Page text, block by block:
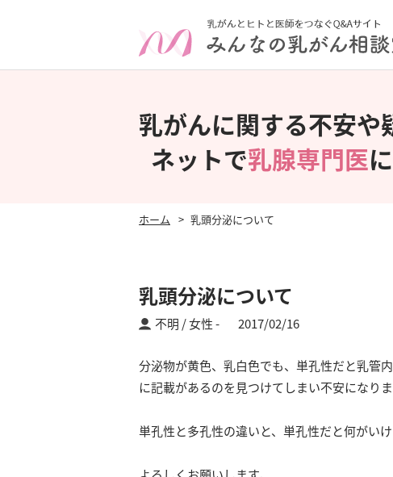
乳がんに関する不安や
ネットで乳腺専門医
ホーム 乳頭分泌について
乳頭分泌について
不明 / 女性 2017/02/16
分泌物が黄色、乳白色でも、単孔性だと乳管
に記載があるのを見つけてしまい不安になりま
単孔性と多孔性の違いと、単孔性だと何がい